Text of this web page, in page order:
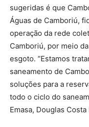
sugeridas é que
Águas de Camboriú,
operação da rede
Camboriú, por meio
esgoto. “Estamos
saneamento de
soluções para a
todo o ciclo do
Emasa, Douglas Costa